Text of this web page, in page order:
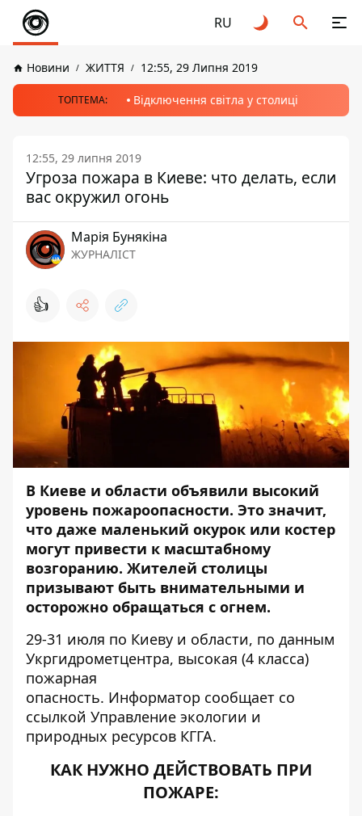
RU
Новини ЖИТТЯ 12:55, 29 Липня 2019
ТОПТЕМА: Відключення світла у столиці
12:55, 29 липня 2019
Угроза пожара в Киеве: что делать, если
вас окружил огонь
Марія Бунякіна
ЖУРНАЛІСТ
👍
В Киеве и области объявили высокий
уровень пожароопасности. Это значит,
что даже маленький окурок или костер
могут привести к масштабному
возгоранию. Жителей столицы
призывают быть внимательными и
осторожно обращаться с огнем.
29-31 июля по Киеву и области, по данным
Укргидрометцентра, высокая (4 класса)
пожарная
опасность. Информатор сообщает со
ссылкой Управление экологии и
природных ресурсов КГГА.
КАК НУЖНО ДЕЙСТВОВАТЬ ПРИ
ПОЖАРЕ: